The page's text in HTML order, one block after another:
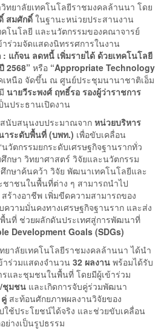
ยาลัยเทคโนโลยีราชมงคลล้านนา โดย
สมศักดิ์ ในฐานะหน่วยประสานงาน
โนโลยี และนวัตกรรมของคณาจารย์
ร่วมจัดแสดงนิทรรศการในงาน
: แก้จน ลดหนี้ เพิ่มรายได้ ด้วยเทคโนโลยี
2568” หรือ “Appropriate Technology
เหนือ จัดขึ้น ณ ศูนย์ประชุมนานาชาติเอ็ม
นายวีระพงศ์ ฤทธิ์รอ รองผู้ว่าราชการ
นประธานเปิดงาน
สนับสนุนงบประมาณจาก หน่วยบริหาร
ระดับพื้นที่ (บพท.) เพื่อขับเคลื่อน
วัตกรรมยกระดับเศรษฐกิจฐานรากทั่ว
กษา วิทยาศาสตร์ วิจัยและนวัตกรรม
ศึกษาค้นคว้า วิจัย พัฒนาเทคโนโลยีและ
ชาชนในพื้นที่ต่าง ๆ สามารถนำไป
ร้างอาชีพ เพิ่มขีดความสามารถของ
วามมั่นคงทางเศรษฐกิจฐานราก และส่ง
พื้นที่ ช่วยผลักดันประเทศสู่การพัฒนาที่
Development Goals (SDGs)
ยาลัยเทคโนโลยีราชมงคลล้านนา ได้นำ
าร่วมแสดงจำนวน 32 ผลงาน พร้อมได้รับ
รและชุมชนในพื้นที่ โดยมีผู้เข้าร่วม
ชุมชน และเกิดการจับคู่ร่วมพัฒนา
สะท้อนศักยภาพผลงานวิจัยของ
ใช้ประโยชน์ได้จริง และช่วยขับเคลื่อน
ย่างเป็นรูปธรรม